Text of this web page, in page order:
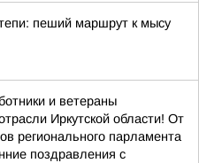
пеший маршрут к мысу
и ветераны
Иркутской области! От
регионального парламента
поздравления с